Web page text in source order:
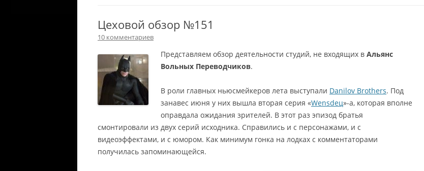
Цеховой обзор №151
10 комментариев
Представляем обзор деятельности студий, не входящих в Альянс
Вольных Переводчиков.
В роли главных ньюсмейкеров лета выступали Danilov Brothers. Под
занавес июня у них вышла вторая серия «Wensdeц»-а, которая вполне
оправдала ожидания зрителей. В этот раз эпизод братья
смонтировали из двух серий исходника. Справились и с персонажами, и с
видеоэффектами, и с юмором. Как минимум гонка на лодках с комментаторами
получилась запоминающейся.